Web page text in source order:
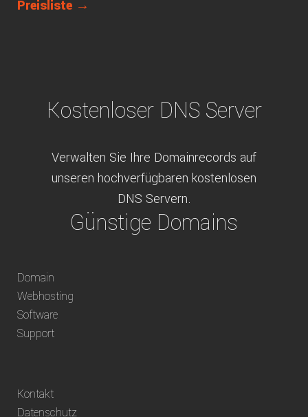
Preisliste →
Kostenloser DNS Server
Verwalten Sie Ihre Domainrecords auf
unseren hochverfügbaren kostenlosen
DNS Servern.
Günstige Domains
weltweit verfügbare Domains inklusive
Vorkasse oder über ein andere verfügbare
Domain
Webhosting
Software
Support
Kontakt
Datenschutz